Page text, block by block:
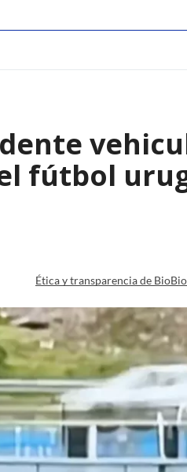
fútbol
Ética y transparencia de